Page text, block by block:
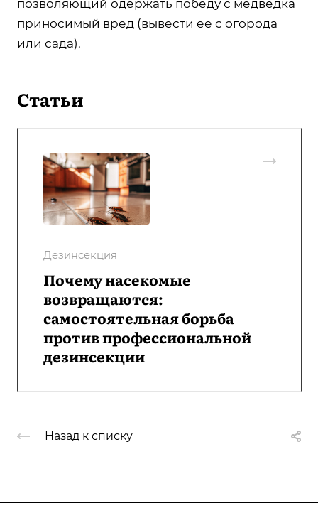
позволяющий одержать победу с медведка
приносимый вред (вывести ее с огорода
или сада).
Статьи
Дезинсекция
Почему насекомые
возвращаются:
самостоятельная борьба
против профессиональной
дезинсекции
Назад к списку